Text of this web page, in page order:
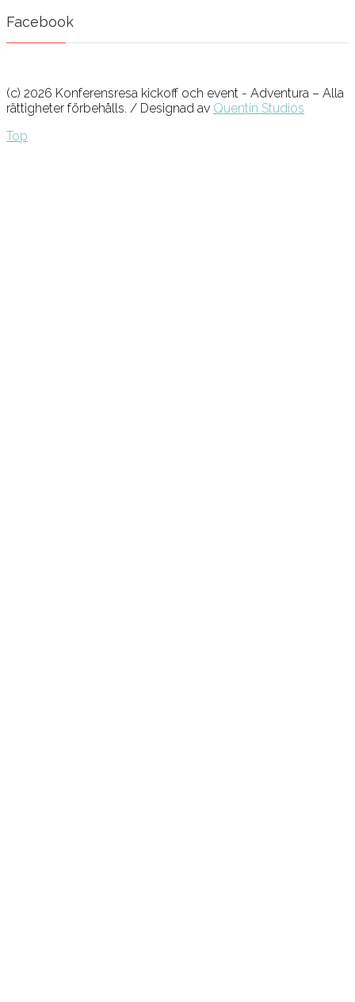
Facebook
(c) 2026 Konferensresa kickoff och event - Adventura – Alla
rättigheter förbehålls. / Designad av Quentin Studios
Top